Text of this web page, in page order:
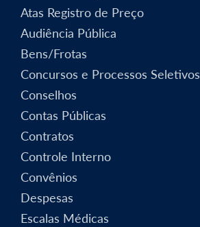
Atas Registro de Preço
Audiência Pública
Bens/Frotas
Concursos e Processos Seletivos
Conselhos
Contas Públicas
Contratos
Controle Interno
Convênios
Despesas
Escalas Médicas